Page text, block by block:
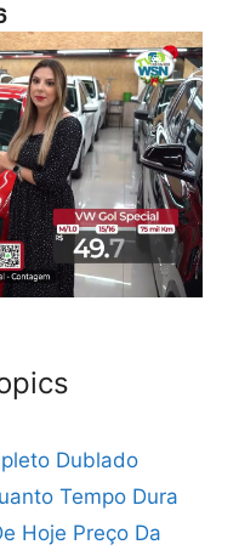
Dublado
Tempo Dura
Hoje Preço Da